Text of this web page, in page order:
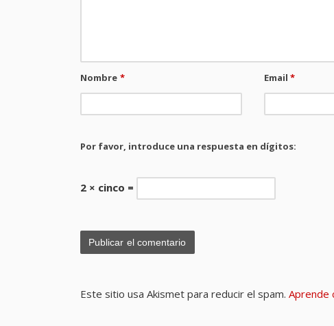
Nombre * Email*
Por favor, introduce una respuesta en dígitos:
2 × cinco =
Este sitio usa Akismet para reducir el spam. Aprende